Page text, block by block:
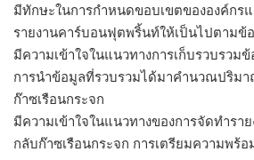
มีทักษะในการกำหนดขอบเขตขององค์กร
รายงานคาร์บอนฟุตพริ้นท์ให้เป็นไปตามข้
มีความเข้าใจในแนวทางการเก็บรวบรวม
การนำข้อมูลที่รวบรวมได้มาคำนวณปริม
ก๊าซเรือนกระจก
มีความเข้าใจในแนวทางของการจัดทำรา
กลับก๊าซเรือนกระจก การเตรียมความพร้